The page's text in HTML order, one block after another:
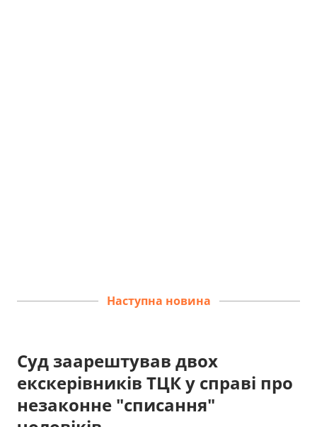
Наступна новина
Суд заарештував двох
екскерівників ТЦК у справі про
незаконне "списання"